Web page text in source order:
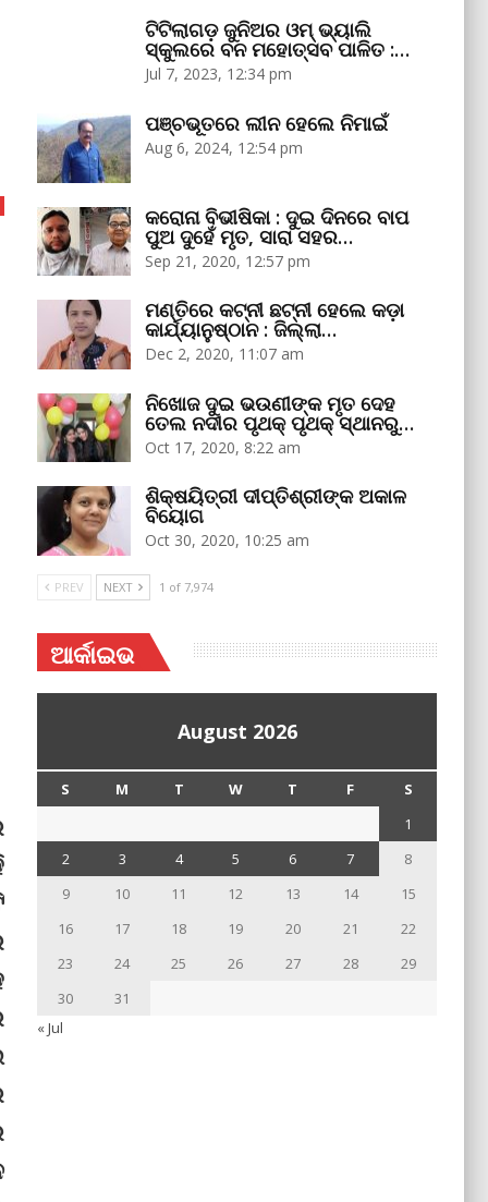
ଟିଟିଲାଗଡ଼ ଜୁନିଅର ଓମ୍‌ ଭ୍ୟାଲି
ସ୍କୁଲରେ ବନ ମହୋତ୍ସବ ପାଳିତ :…
Jul 7, 2023, 12:34 pm
ପଞ୍ଚଭୂତରେ ଲୀନ ହେଲେ ନିମାଇଁ
Aug 6, 2024, 12:54 pm
କରୋନା ବିଭୀଷିକା : ଦୁଇ ଦିନରେ ବାପ
ପୁଅ ଦୁହେଁ ମୃତ, ସାରା ସହର…
Sep 21, 2020, 12:57 pm
ମଣ୍ତିରେ କଟ୍‌ନୀ ଛଟ୍‌ନୀ ହେଲେ କଡ଼ା
କାର୍ଯ୍ୟାନୁଷ୍ଠାନ : ଜିଲ୍ଲା…
Dec 2, 2020, 11:07 am
ନିଖୋଜ ଦୁଇ ଭଉଣୀଙ୍କ ମୃତ ଦେହ
ତେଲ ନଦୀର ପୃଥକ୍‌ ପୃଥକ୍‌ ସ୍ଥାନରୁ…
Oct 17, 2020, 8:22 am
ଶିକ୍ଷୟିତ୍ରୀ ଦୀପ୍ତିଶ୍ରୀଙ୍କ ଅକାଳ
ବିୟୋଗ
Oct 30, 2020, 10:25 am
PREV NEXT 1 of 7,974
ଆର୍କାଇଭ
August 2026
S M T W T F
S
1
2
3 4 5 6 7
8
9
10 11 12 13 14
15
16
17 18 19 20 21
22
23
24 25 26 27 28
29
30
31
« Jul